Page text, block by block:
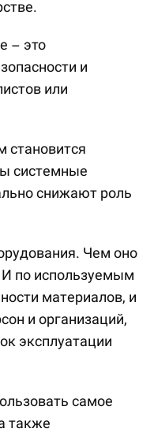
– это
и
или
становится
системные
снижают роль
Чем оно
И по используемым
материалов, и
и организаций,
эксплуатации
самое
также